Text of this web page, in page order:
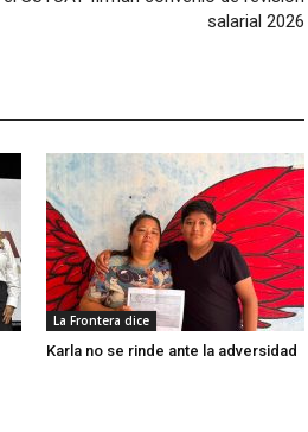
salarial 2026
La Frontera dice
Karla no se rinde ante la adversidad